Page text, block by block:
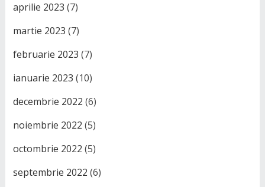
aprilie 2023 (7)
martie 2023 (7)
februarie 2023 (7)
ianuarie 2023 (10)
decembrie 2022 (6)
noiembrie 2022 (5)
octombrie 2022 (5)
septembrie 2022 (6)